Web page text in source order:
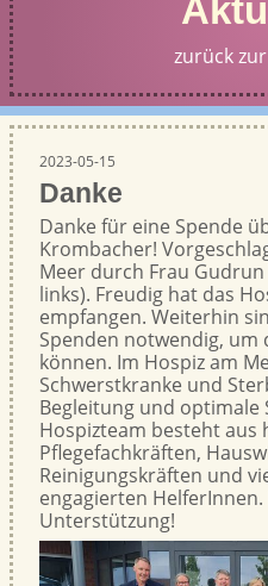
zurück
2023-05-15
Danke
Danke für eine Spende
Krombacher!
Meer durch Frau
links). Freudig hat das
empfangen. Weiterhin
Spenden notwendig, um
können. Im Hospiz am
Schwerstkranke und
Begleitung und
Hospizteam besteht aus
Pflegefachkräften,
Reinigungskräften und
engagierten
Unterstützung!